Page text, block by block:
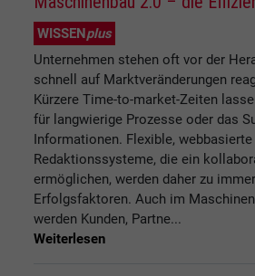
WISSENplus
Unternehmen stehen oft vor der
schnell auf Marktveränderungen
Kürzere Time-to-market-Zeiten
für langwierige Prozesse oder das
Informationen. Flexible, webbasierte
Redaktionssysteme, die ein
ermöglichen, werden daher zu
Erfolgsfaktoren. Auch im
werden Kunden, Partne...
Weiterlesen